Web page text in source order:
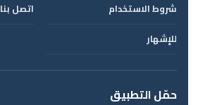
شروط الاستخدام
اتصل بنا
للإشهار
حمّل التطبيق